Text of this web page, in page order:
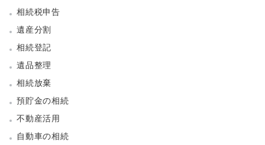
相続税申告
遺産分割
相続登記
遺品整理
相続放棄
預貯金の相続
不動産活用
自動車の相続